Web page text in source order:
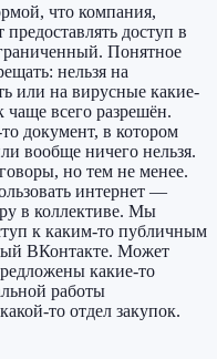
что компания,
доступ в
Понятное
нельзя на
или на вирусные какие-
всего разрешён.
документ, в котором
вообще ничего нельзя.
но тем не менее.
интернет —
в коллективе. Мы
к каким-то публичным
ВКонтакте. Может
какие-то
работы
то отдел закупок.